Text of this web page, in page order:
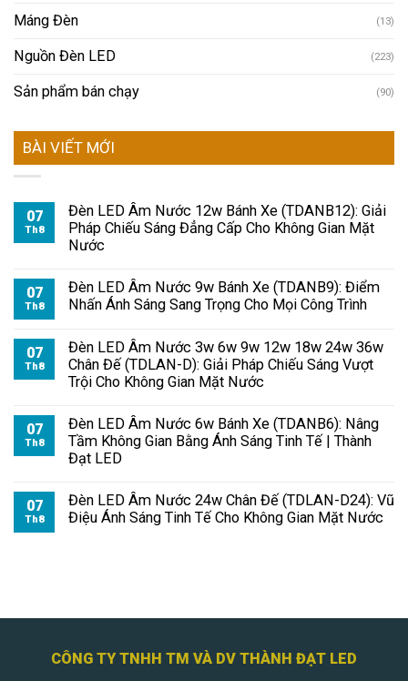
Máng Đèn (13)
Nguồn Đèn LED (223)
Sản phẩm bán chạy (90)
BÀI VIẾT MỚI
07
Th8
Đèn LED Âm Nước 12w Bánh Xe (TDANB12): Giải
Pháp Chiếu Sáng Đẳng Cấp Cho Không Gian Mặt
Nước
07
Th8
Đèn LED Âm Nước 9w Bánh Xe (TDANB9): Điểm
Nhấn Ánh Sáng Sang Trọng Cho Mọi Công Trình
07
Th8
Đèn LED Âm Nước 3w 6w 9w 12w 18w 24w 36w
Chân Đế (TDLAN-D): Giải Pháp Chiếu Sáng Vượt
Trội Cho Không Gian Mặt Nước
07
Th8
Đèn LED Âm Nước 6w Bánh Xe (TDANB6): Nâng
Tầm Không Gian Bằng Ánh Sáng Tinh Tế | Thành
Đạt LED
07
Th8
Đèn LED Âm Nước 24w Chân Đế (TDLAN-D24): Vũ
Điệu Ánh Sáng Tinh Tế Cho Không Gian Mặt Nước
CÔNG TY TNHH TM VÀ DV THÀNH ĐẠT LED